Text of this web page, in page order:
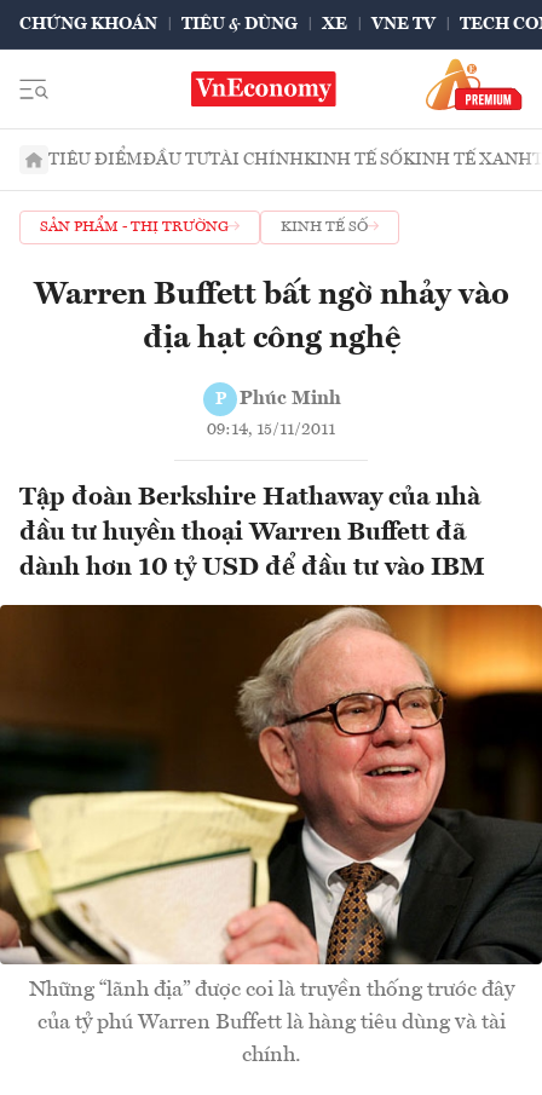
CHỨNG KHOÁN TIÊU & DÙNG XE VNE TV TECH
TIÊU ĐIỂMĐẦU TƯTÀI CHÍNHKINH TẾ SỐKINH TẾ XANH
SẢN PHẨM - THỊ TRƯỜNG KINH TẾ SỐ
Warren Buffett bất ngờ nhảy vào
địa hạt công nghệ
P Phúc Minh
09:14, 15/11/2011
Tập đoàn Berkshire Hathaway của nhà
đầu tư huyền thoại Warren Buffett đã
dành hơn 10 tỷ USD để đầu tư vào IBM
Những “lãnh địa” được coi là truyền thống trước đây
của tỷ phú Warren Buffett là hàng tiêu dùng và tài
chính.